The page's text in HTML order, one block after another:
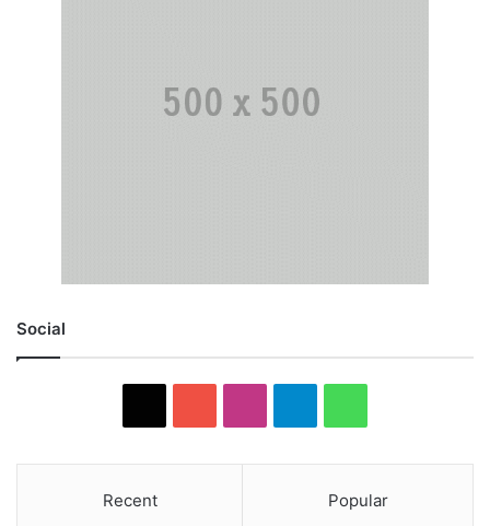
Social
Recent Popular